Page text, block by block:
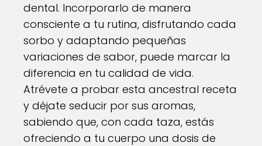
dental. Incorporarlo de manera
consciente a tu rutina, disfrutando cada
sorbo y adaptando pequeñas
variaciones de sabor, puede marcar la
diferencia en tu calidad de vida.
Atrévete a probar esta ancestral receta
y déjate seducir por sus aromas,
sabiendo que, con cada taza, estás
ofreciendo a tu cuerpo una dosis de